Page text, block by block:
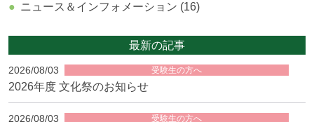
ニュース＆インフォメーション (16)
最新の記事
2026/08/03 受験生の方へ
2026年度 文化祭のお知らせ
2026/08/03 受験生の方へ